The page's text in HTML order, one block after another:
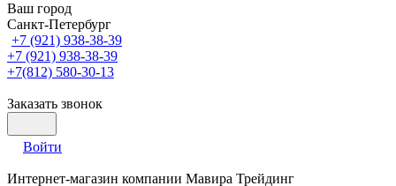
Ваш город
Санкт-Петербург
+7 (921) 938-38-39
+7 (921) 938-38-39
+7(812) 580-30-13
Заказать звонок
Войти
Интернет-магазин компании Мавира Трейдинг